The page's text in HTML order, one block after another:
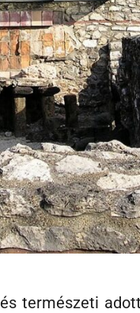
természeti